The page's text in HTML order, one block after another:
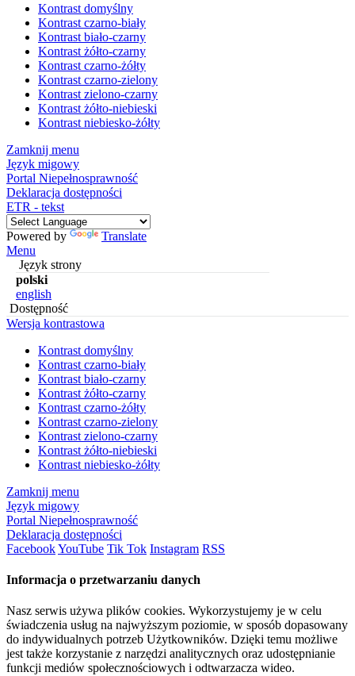
Kontrast domyślny
Kontrast czarno-biały
Kontrast biało-czarny
Kontrast żółto-czarny
Kontrast czarno-żółty
Kontrast czarno-zielony
Kontrast zielono-czarny
Kontrast żółto-niebieski
Kontrast niebiesko-żółty
Zamknij menu
Język migowy
Portal Niepełnosprawność
Deklaracja dostępności
ETR - tekst
Powered by
Translate
Menu
Język strony
polski
english
Dostępność
Wersja kontrastowa
Kontrast domyślny
Kontrast czarno-biały
Kontrast biało-czarny
Kontrast żółto-czarny
Kontrast czarno-żółty
Kontrast czarno-zielony
Kontrast zielono-czarny
Kontrast żółto-niebieski
Kontrast niebiesko-żółty
Zamknij menu
Język migowy
Portal Niepełnosprawność
Deklaracja dostępności
FacebookYouTube Tik Tok Instagram RSS
Informacja o przetwarzaniu danych
Nasz serwis używa plików cookies. Wykorzystujemy je w celu
świadczenia usług na najwyższym poziomie, w sposób dopasowany
do indywidualnych potrzeb Użytkowników. Dzięki temu możliwe
jest także korzystanie z narzędzi analitycznych oraz udostępnianie
funkcji mediów społecznościowych i odtwarzacza wideo.